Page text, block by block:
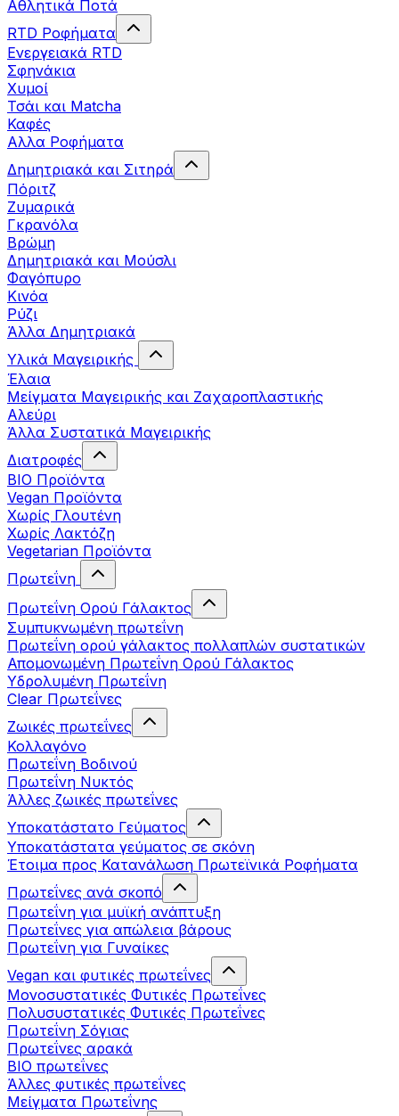
Αθλητικά Ποτά
RTD Ροφήματα
Ενεργειακά RTD
Σφηνάκια
Χυμοί
Τσάι και Matcha
Καφές
Αλλα Ροφήματα
Δημητριακά και Σιτηρά
Πόριτζ
Ζυμαρικά
Γκρανόλα
Βρώμη
Δημητριακά και Μούσλι
Φαγόπυρο
Κινόα
Ρύζι
Άλλα Δημητριακά
Υλικά Μαγειρικής
Έλαια
Μείγματα Μαγειρικής και Ζαχαροπλαστικής
Αλεύρι
Άλλα Συστατικά Μαγειρικής
Διατροφές
BIO Προϊόντα
Vegan Προϊόντα
Χωρίς Γλουτένη
Χωρίς Λακτόζη
Vegetarian Προϊόντα
Πρωτεΐνη
Πρωτεΐνη Ορού Γάλακτος
Συμπυκνωμένη πρωτεΐνη
Πρωτεΐνη ορού γάλακτος πολλαπλών συστατικών
Απομονωμένη Πρωτεΐνη Ορού Γάλακτος
Υδρολυμένη Πρωτεΐνη
Clear Πρωτεΐνες
Ζωικές πρωτεΐνες
Κολλαγόνο
Πρωτεΐνη Βοδινού
Πρωτεΐνη Νυκτός
Άλλες ζωικές πρωτεΐνες
Υποκατάστατο Γεύματος
Υποκατάστατα γεύματος σε σκόνη
Έτοιμα προς Κατανάλωση Πρωτεϊνικά Ροφήματα
Πρωτεΐνες ανά σκοπό
Πρωτεΐνη για μυϊκή ανάπτυξη
Πρωτεΐνες για απώλεια βάρους
Πρωτεΐνη για Γυναίκες
Vegan και φυτικές πρωτεΐνες
Μονοσυστατικές Φυτικές Πρωτεΐνες
Πολυσυστατικές Φυτικές Πρωτεΐνες
Πρωτεΐνη Σόγιας
Πρωτεΐνες αρακά
ΒIO πρωτεΐνες
Άλλες φυτικές πρωτεΐνες
Μείγματα Πρωτεΐνης